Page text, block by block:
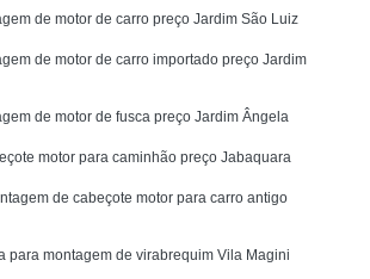
de motor de carro preço Jardim São Luiz
de motor de carro importado preço Jardim
de motor de fusca preço Jardim Ângela
motor para caminhão preço Jabaquara
de cabeçote motor para carro antigo
para montagem de virabrequim Vila Magini